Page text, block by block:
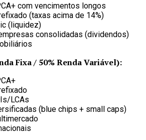
com vencimentos longos
(taxas acima de 14%)
(liquidez)
consolidadas (dividendos)
Fixa / 50% Renda Variável):
LCAs
(blue chips + small caps)